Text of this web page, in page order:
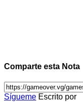
Comparte esta Nota
Sígueme Escrito por